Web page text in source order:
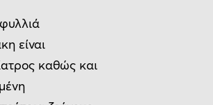
είναι
καθώς και